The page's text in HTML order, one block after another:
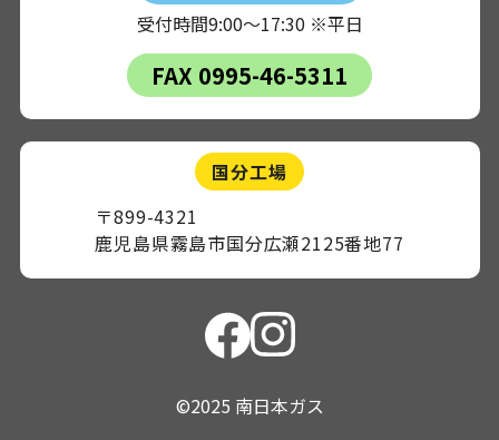
受付時間9:00～17:30 ※平日
FAX 0995-46-5311
国分工場
〒899-4321
鹿児島県霧島市国分広瀬2125番地77
©2025 南日本ガス